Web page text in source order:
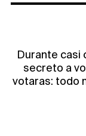
Durante casi
secreto a
votaras: todo